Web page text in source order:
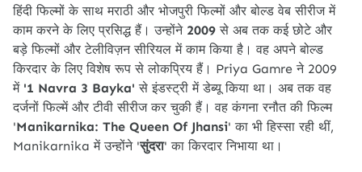
हिंदी फिल्मों के साथ मराठी और भोजपुरी फिल्मों और बोल्ड वेब सीरीज में
काम करने के लिए प्रसिद्ध हैं। उन्होंने 2009 से अब तक कई छोटे और
बड़े फिल्मों और टेलीविज़न सीरियल में काम किया है। वह अपने बोल्ड
किरदार के लिए विशेष रूप से लोकप्रिय हैं। Priya Gamre ने 2009
में '1 Navra 3 Bayka' से इंडस्ट्री में डेब्यू किया था। अब तक वह
दर्जनों फिल्में और टीवी सीरीज कर चुकी हैं। वह कंगना रनौत की फिल्म
'Manikarnika: The Queen Of Jhansi' का भी हिस्सा रही थीं,
Manikarnika में उन्होंने 'सुंदरा' का किरदार निभाया था।